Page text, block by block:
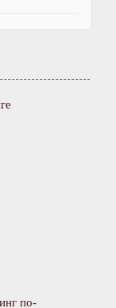
по-